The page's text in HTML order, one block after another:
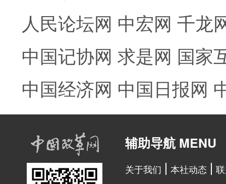
人民论坛网 中宏网 千龙
中国记协网 求是网 国家
中国经济网 中国日报网
辅助导航 MENU
关于我们 本社动态